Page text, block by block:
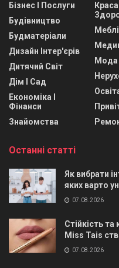
Бізнес І Послуги
Будівництво
Будматеріали
Дизайн Інтер'єрів
Дитячий Світ
Дім І Сад
Економіка І
Фінанси
Знайомства
Меблі
Мода
Останні статті
Як вибрати
яких варто
07.08.2026
Стійкість та
Miss Tais
07.08.2026